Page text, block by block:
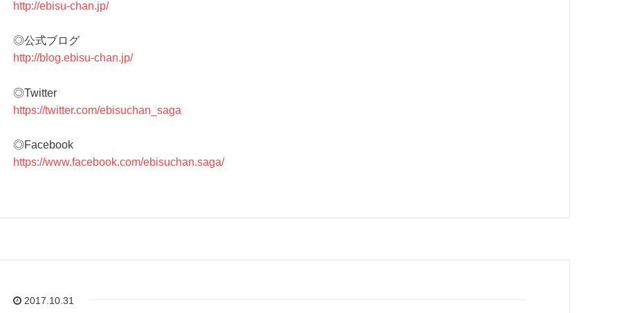
http://ebisu-chan.jp/
◎公式ブログ
http://blog.ebisu-chan.jp/
◎Twitter
https://twitter.com/ebisuchan_saga
◎Facebook
https://www.facebook.com/ebisuchan.saga/
2017.10.31